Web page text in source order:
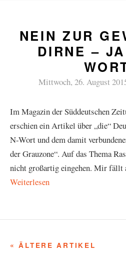
NEIN ZUR
DIRNE –
Mittwoch, 26. August
Im Magazin der Süddeutschen
erschien ein Artikel über „die“
N-Wort und dem damit
der Grauzone“. Auf das Thema
nicht großartig eingehen. Mir
Weiterlesen
« ÄLTERE ARTIKEL